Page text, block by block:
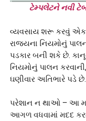
ટેમ્પલેટને નવી
વ્યવસાય શરૂ કરવું એક
રાજ્યના નિયમોનું
પડકાર બની શકે છે.
નિયમોનું પાલન
ઘણીવાર અતિભારે પડે છે.
પરેશાન ન થાઓ – આ
આગળ વધવામાં મદદ